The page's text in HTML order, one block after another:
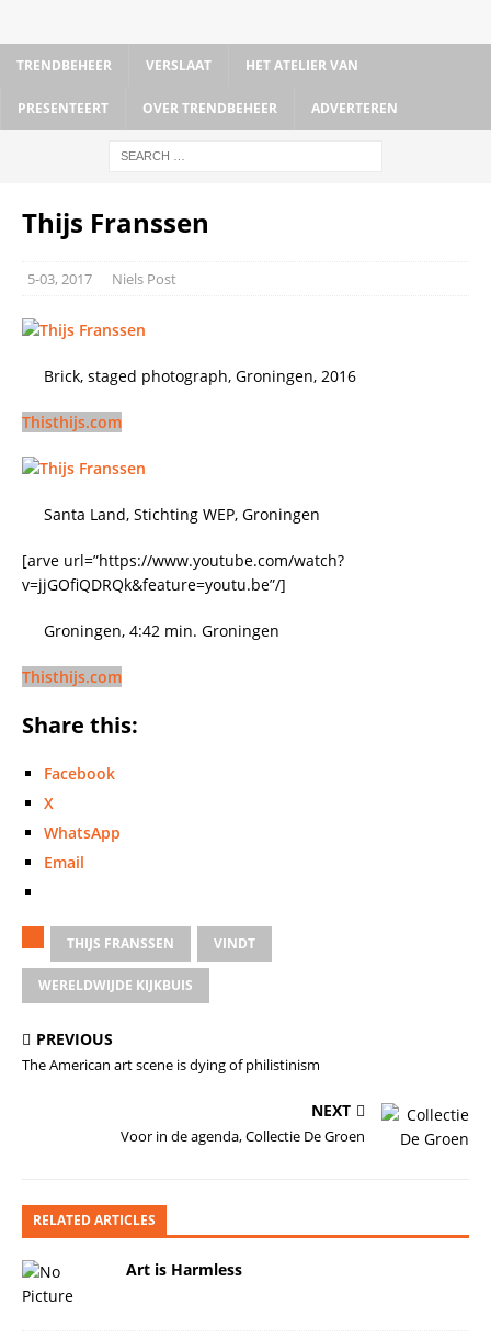
TRENDBEHEER VERSLAAT HET ATELIER VAN
PRESENTEERT OVER TRENDBEHEER ADVERTEREN
Thijs Franssen
5-03, 2017 Niels Post
Brick, staged photograph, Groningen, 2016
Thisthijs.com
Santa Land, Stichting WEP, Groningen
[arve url=”https://www.youtube.com/watch?
v=jjGOfiQDRQk&feature=youtu.be”/]
Groningen, 4:42 min. Groningen
Thisthijs.com
Share this:
Facebook
X
WhatsApp
Email
THIJS FRANSSEN VINDT
WERELDWIJDE KIJKBUIS
PREVIOUS
The American art scene is dying of philistinism
NEXT
Voor in de agenda, Collectie De Groen
RELATED ARTICLES
Art is Harmless